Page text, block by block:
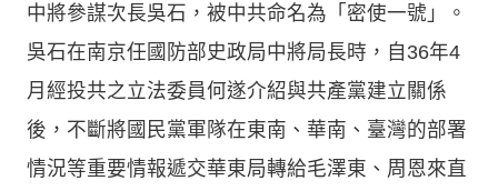
中將參謀次長吳石，被中共命名為「密使一號」。
吳石在南京任國防部史政局中將局長時，自36年4
月經投共之立法委員何遂介紹與共產黨建立關係
後，不斷將國民黨軍隊在東南、華南、臺灣的部署
情況等重要情報遞交華東局轉給毛澤東、周恩來直